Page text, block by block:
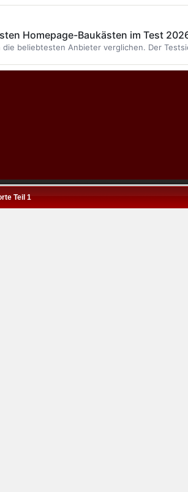
Teil 1
Homepage-Baukästen im Test
die beliebtesten Anbieter verglichen. Der